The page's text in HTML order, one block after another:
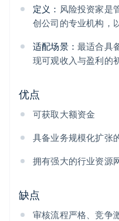
定义： 风险投资家是
创公司的专业机构，
适配场景： 最适合具
现可观收入与盈利的
优点
可获取大额资金
具备业务规模化扩张
拥有强大的行业资源
缺点
审核流程严格、竞争